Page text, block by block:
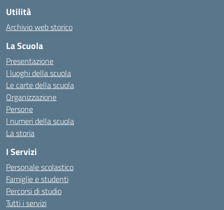
Utilità
Archivio web storico
La Scuola
Presentazione
I luoghi della scuola
Le carte della scuola
Organizzazione
Persone
I numeri della scuola
La storia
I Servizi
Personale scolastico
Famiglie e studenti
Percorsi di studio
Tutti i servizi